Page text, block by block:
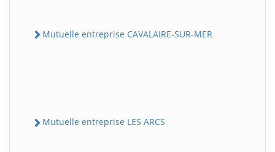
Mutuelle entreprise CAVALAIRE-SUR-MER
Mutuelle entreprise LES ARCS